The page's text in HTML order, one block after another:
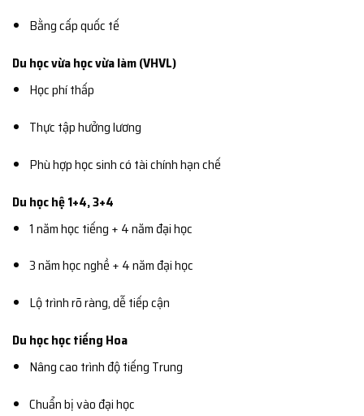
Bằng cấp quốc tế
Du học vừa học vừa làm (VHVL)
Học phí thấp
Thực tập hưởng lương
Phù hợp học sinh có tài chính hạn chế
Du học hệ 1+4, 3+4
1 năm học tiếng + 4 năm đại học
3 năm học nghề + 4 năm đại học
Lộ trình rõ ràng, dễ tiếp cận
Du học học tiếng Hoa
Nâng cao trình độ tiếng Trung
Chuẩn bị vào đại học